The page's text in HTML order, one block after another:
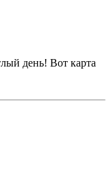
день! Вот карта